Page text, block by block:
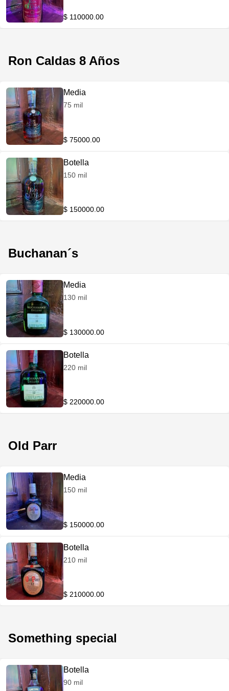
$ 110000.00
Ron Caldas 8 Años
Media
75 mil
$ 75000.00
Botella
150 mil
$ 150000.00
Buchanan´s
Media
130 mil
$ 130000.00
Botella
220 mil
$ 220000.00
Old Parr
Media
150 mil
$ 150000.00
Botella
210 mil
$ 210000.00
Something special
Botella
90 mil